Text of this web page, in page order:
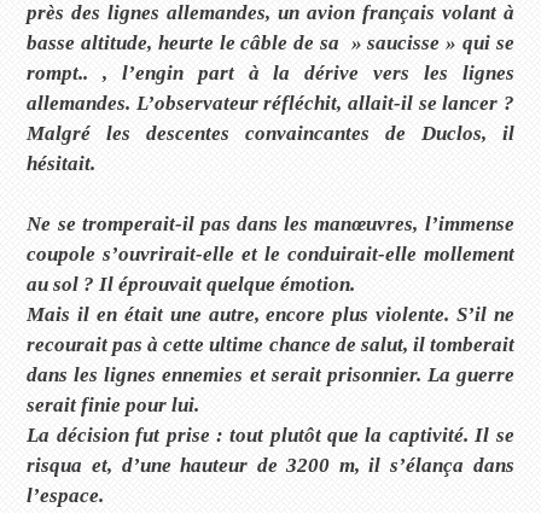
près des lignes allemandes, un avion français volant à
basse altitude, heurte le câble de sa » saucisse » qui se
rompt.. , l’engin part à la dérive vers les lignes
allemandes. L’observateur réfléchit, allait-il se lancer ?
Malgré les descentes convaincantes de Duclos, il
hésitait.
Ne se tromperait-il pas dans les manœuvres, l’immense
coupole s’ouvrirait-elle et le conduirait-elle mollement
au sol ? Il éprouvait quelque émotion.
Mais il en était une autre, encore plus violente. S’il ne
recourait pas à cette ultime chance de salut, il tomberait
dans les lignes ennemies et serait prisonnier. La guerre
serait finie pour lui.
La décision fut prise : tout plutôt que la captivité. Il se
risqua et, d’une hauteur de 3200 m, il s’élança dans
l’espace.